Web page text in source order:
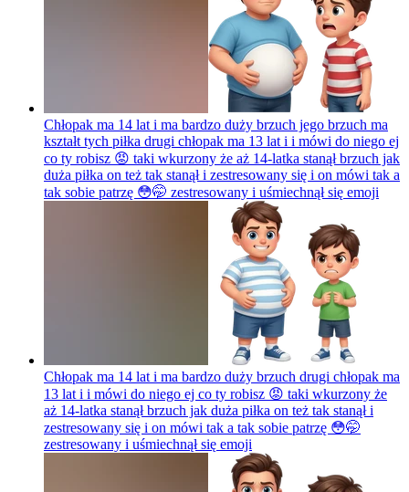
Chłopak ma 14 lat i ma bardzo duży brzuch jego brzuch ma
kształt tych piłka drugi chłopak ma 13 lat i i mówi do niego ej
co ty robisz 😡 taki wkurzony że aż 14-latka stanął brzuch jak
duża piłka on też tak stanął i zestresowany się i on mówi tak a
tak sobie patrzę 😳🤭 zestresowany i uśmiechnął się emoji
Chłopak ma 14 lat i ma bardzo duży brzuch drugi chłopak ma
13 lat i i mówi do niego ej co ty robisz 😡 taki wkurzony że
aż 14-latka stanął brzuch jak duża piłka on też tak stanął i
zestresowany się i on mówi tak a tak sobie patrzę 😳🤭
zestresowany i uśmiechnął się emoji